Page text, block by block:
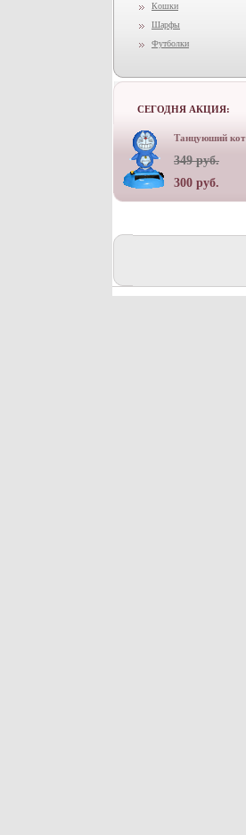
Кошки
Шарфы
Футболки
СЕГОДНЯ АКЦИЯ:
Танцуюший кот
349 руб.
300 руб.